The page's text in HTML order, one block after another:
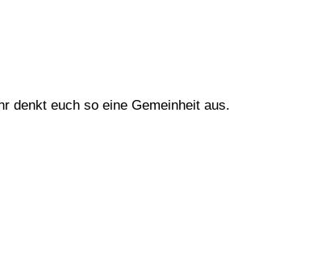
denkt euch so eine Gemeinheit aus.